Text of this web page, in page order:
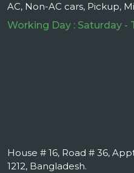
AC, Non-AC cars, Pickup,
Working Day : Saturday -
House # 16, Road # 36,
1212, Bangladesh.